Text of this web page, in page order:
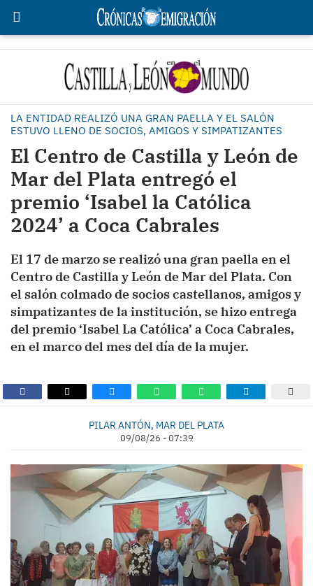
LA ENTIDAD REALIZÓ UNA GRAN PAELLA Y EL SALÓN
ESTUVO LLENO DE SOCIOS, AMIGOS Y SIMPATIZANTES
El Centro de Castilla y León de
Mar del Plata entregó el
premio ‘Isabel la Católica
2024’ a Coca Cabrales
El 17 de marzo se realizó una gran paella en el
Centro de Castilla y León de Mar del Plata. Con
el salón colmado de socios castellanos, amigos y
simpatizantes de la institución, se hizo entrega
del premio ‘Isabel La Católica’ a Coca Cabrales,
en el marco del mes del día de la mujer.
PILAR ANTÓN, MAR DEL PLATA
09/08/26 - 07:39